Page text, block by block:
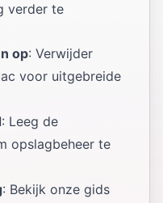
verder te
op: Verwijder
voor uitgebreide
: Leeg de
opslagbeheer te
: Bekijk onze gids